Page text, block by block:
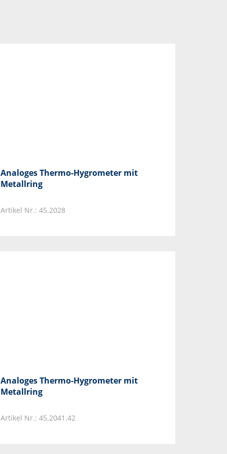
Analoges Thermo-Hygrometer mit
Metallring
Artikel Nr.: 45.2028
Analoges Thermo-Hygrometer mit
Metallring
Artikel Nr.: 45.2041.42